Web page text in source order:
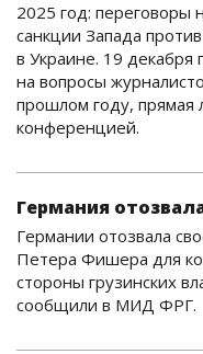
2025 год: переговоры
санкции Запада
в Украине. 19 декабря
на вопросы
прошлом году, прямая
конференцией.
Германия
Германии отозвала
Петера Фишера для
стороны грузинских
сообщили в МИД ФРГ.